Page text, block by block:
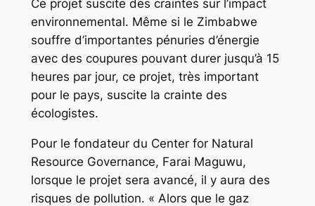
Ce projet suscite des craintes sur l’impact
environnemental. Même si le Zimbabwe
souffre d’importantes pénuries d’énergie
avec des coupures pouvant durer jusqu’à 15
heures par jour, ce projet, très important
pour le pays, suscite la crainte des
écologistes.
Pour le fondateur du Center for Natural
Resource Governance, Farai Maguwu,
lorsque le projet sera avancé, il y aura des
risques de pollution. « Alors que le gaz